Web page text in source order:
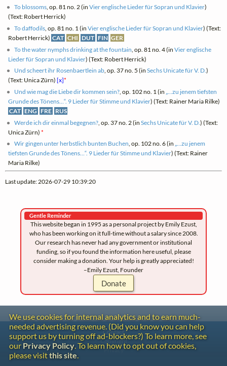
To blossoms, op. 81 no. 2 (inVier englische Lieder für Sopran und Klavier)
(Text: Robert Herrick)
To daffodils , op. 81 no. 1 (inVier englische Lieder für Sopran und Klavier) (Text:
Robert Herrick) CAT CHI DUT FIN GER
To the water nymphs drinking at the fountain , op. 81 no. 4 (inVier englische
Lieder für Sopran und Klavier) (Text: Robert Herrick)
Und scheert ihr Rosenbaertlein ab, op. 37 no. 5 (inSechs Unicate für V. D.)
(Text: Unica Zürn)[x]*
Und wie mag die Liebe dir kommen sein? , op. 102 no. 1 (in „…zu jenem tiefsten
Grunde des Tönens…“. 9 Lieder für Stimme und Klavier) (Text: Rainer Maria Rilke)
CAT ENG FRE RUS
Werde ich dir einmal begegnen? , op. 37 no. 2 (inSechs Unicate für V. D.) (Text:
Unica Zürn)*
Wir gingen unter herbstlich bunten Buchen, op. 102 no. 6 (in „…zu jenem
tiefsten Grunde des Tönens…“. 9 Lieder für Stimme und Klavier) (Text: Rainer
Maria Rilke)
Last update: 2026-07-29 10:39:20
Gentle Reminder
This website began in 1995 as a personal project by Emily Ezust,
who has been working on it full-time without a salary since 2008.
Our research has never had any government or institutional
funding, so if you found the information here useful, please
consider making a donation. Your help is greatly appreciated!
–Emily Ezust, Founder
Donate
We use cookies for internal analytics and to earn much-
needed advertising revenue. (Did you know you can help
support us by turning off ad-blockers?) To learn more, see
our Privacy Policy. To learn how to opt out of cookies,
please visitthis site.
Contact
Copyright
Privacy